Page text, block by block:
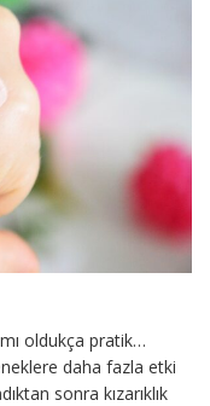
oldukça pratik…
daha fazla etki
sonra kızarıklık